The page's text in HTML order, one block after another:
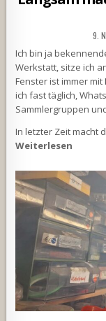
9.
Ich bin ja
Werkstatt, sitze ich
Fenster ist immer
ich fast täglich,
Sammlergruppen
In letzter Zeit macht
Weiterlesen